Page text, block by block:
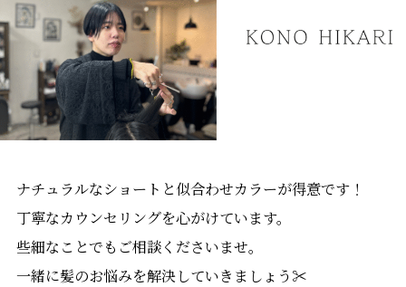
ナチュラルなショートと似合わせカラーが得意です！
丁寧なカウンセリングを心がけています。
些細なことでもご相談くださいませ。
一緒に髪のお悩みを解決していきましょう✂︎